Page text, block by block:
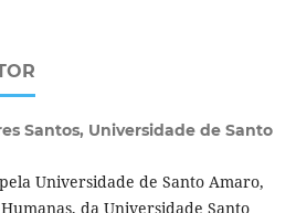
Santos, Universidade de Santo
Universidade de Santo Amaro,
da Universidade Santo